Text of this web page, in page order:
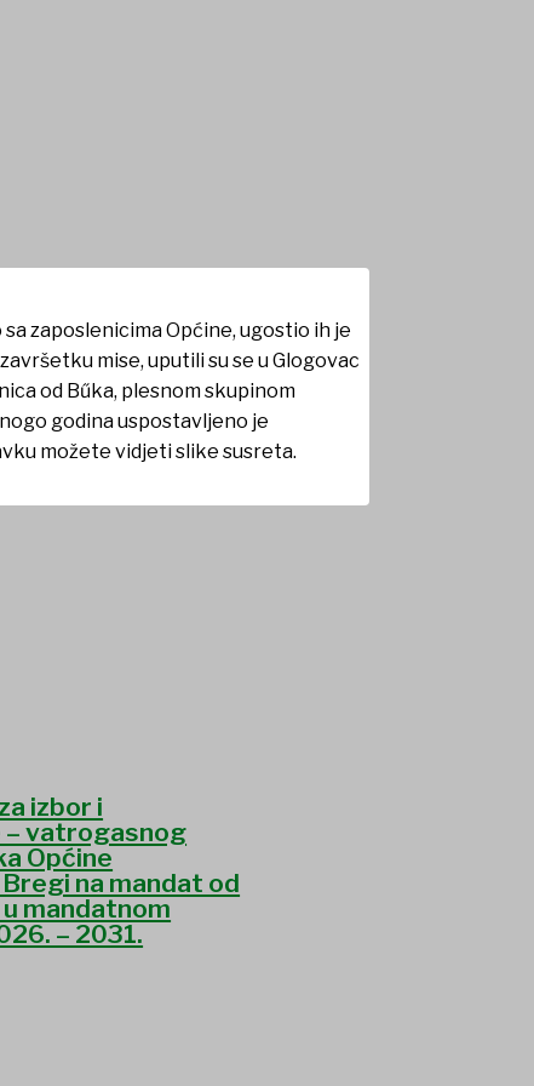
zaposlenicima Općine, ugostio ih je
mise, uputili su se u Glogovac
od Bűka, plesnom skupinom
godina uspostavljeno je
možete vidjeti slike susreta.
izbor i
– vatrogasnog
Općine
na mandat od
mandatnom
– 2031.